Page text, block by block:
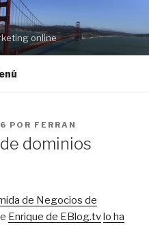
online
POR FERRAN
dominios
de Negocios de
Enrique de EBlog.tvlo ha